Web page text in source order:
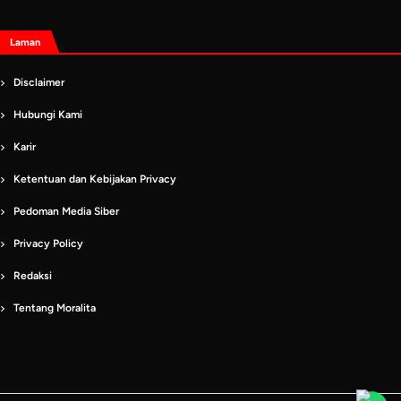
Laman
Disclaimer
Hubungi Kami
Karir
Ketentuan dan Kebijakan Privacy
Pedoman Media Siber
Privacy Policy
Redaksi
Tentang Moralita